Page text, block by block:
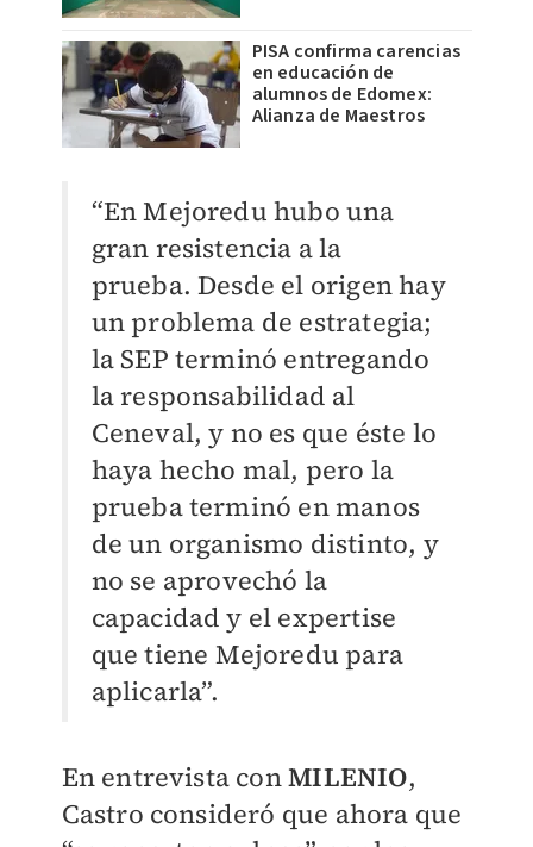
PISA confirma carencias
en educación de
alumnos de Edomex:
Alianza de Maestros
“En Mejoredu hubo una
gran resistencia a la
prueba. Desde el origen hay
un problema de estrategia;
la SEP terminó entregando
la responsabilidad al
Ceneval, y no es que éste lo
haya hecho mal, pero la
prueba terminó en manos
de un organismo distinto, y
no se aprovechó la
capacidad y el expertise
que tiene Mejoredu para
aplicarla”.
En entrevista conMILENIO,
Castro consideró que ahora que